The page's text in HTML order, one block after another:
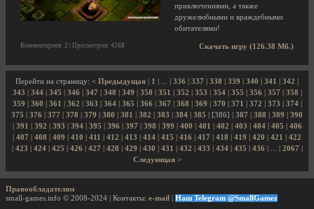
приключениями, а также
дружелюбными и враждебными
обитателями!
Скачать игру (126.38 Мб.)
Комментариев: 2 | Просмотров: 4268
Перейти на страницу: < Предыдущая 1 336 337 338 339 340 341 342
343
344| 345 346 347 348 349 350 351 352 353 354| 355 356 357 358
359
360 361 362 363 364| 365 366 367 368 369 370 371 372 373 374|
375
376 377 378 379 380 381 382 383 384 385 | [386] | 387 388 389
390
391 392 393 394| 395 396 397 398 399 400 401 402 403 404| 405
406
407 408 409 410 411 412 413 414 415 416 417 418 419 420 421
422
423 424| 425 426 427 428 429 430 431 432 433 434| 435 436 2067
Следующая >
Правообладателям
small-games.info © 2008-2024 | Контакты: e-mail Наш Telegram @SmallGamez